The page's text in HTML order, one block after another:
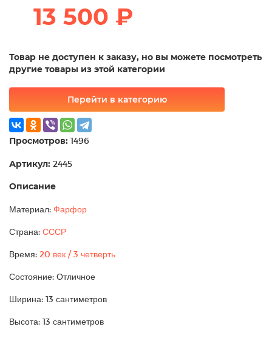
13 500 ₽
Товар не доступен к заказу, но вы можете посмотреть
другие товары из этой категории
Перейти в категорию
Просмотров: 1496
Артикул: 2445
Описание
Материал: Фарфор
Страна: СССР
Время: 20 век / 3 четверть
Состояние: Отличное
Ширина: 13 сантиметров
Высота: 13 сантиметров